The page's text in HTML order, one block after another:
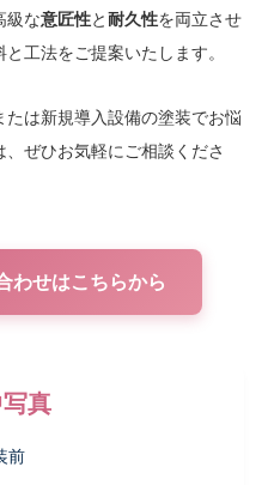
級な意匠性と耐久性を両立させ
工法をご提案いたします。
は新規導入設備の塗装でお悩
、ぜひお気軽にご相談くださ
わせはこちらから
真
前